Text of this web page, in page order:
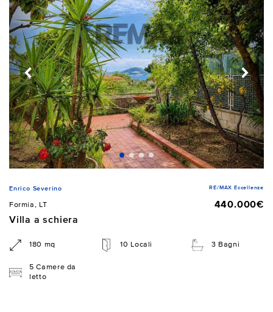
Enrico Severino RE/MAX Eccellenze
Formia, LT
440.000€
Villa a schiera
180 mq 10 Locali 3 Bagni
5 Camere da
letto